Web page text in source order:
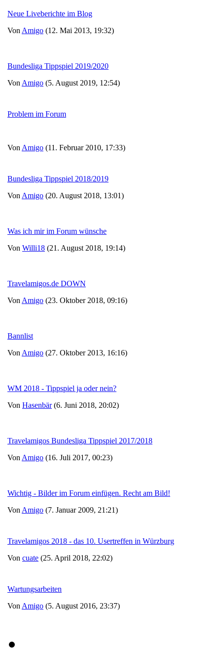
Neue Liveberichte im Blog
Von Amigo (12. Mai 2013, 19:32)
Bundesliga Tippspiel 2019/2020
Von Amigo (5. August 2019, 12:54)
Problem im Forum
Von Amigo (11. Februar 2010, 17:33)
Bundesliga Tippspiel 2018/2019
Von Amigo (20. August 2018, 13:01)
Was ich mir im Forum wünsche
Von Willi18 (21. August 2018, 19:14)
Travelamigos.de DOWN
Von Amigo (23. Oktober 2018, 09:16)
Bannlist
Von Amigo (27. Oktober 2013, 16:16)
WM 2018 - Tippspiel ja oder nein?
Von Hasenbär(6. Juni 2018, 20:02)
Travelamigos Bundesliga Tippspiel 2017/2018
Von Amigo (16. Juli 2017, 00:23)
Wichtig - Bilder im Forum einfügen. Recht am Bild!
Von Amigo (7. Januar 2009, 21:21)
Travelamigos 2018 - das 10. Usertreffen in Würzburg
Von cuate (25. April 2018, 22:02)
Wartungsarbeiten
Von Amigo (5. August 2016, 23:37)